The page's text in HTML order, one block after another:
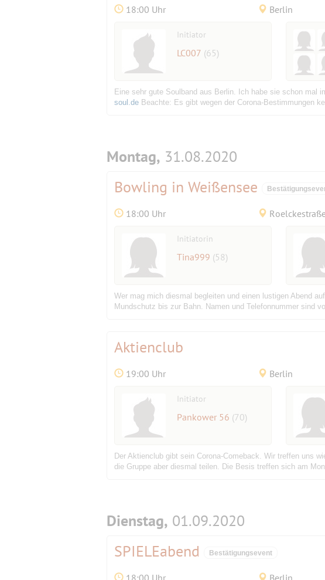
18:00 Uhr Berlin
Initiator
LC007 (65)
Eine sehr gute Soulband aus Berlin. Ich habe sie schon mal
soul.de Beachte: Es gibt wegen der Corona-Bestimmungen
Montag, 31.08.2020
Bowling in Weißensee
18:00 Uhr
Initiatorin
Tina999 (58)
Wer mag mich diesmal begleiten und einen lustigen Abend
Mundschutz bis zur Bahn. Namen und Telefonnummer sind
Aktienclub
19:00 Uhr Berlin
Initiator
Pankower 56 (70)
Der Aktienclub gibt sein Corona-Comeback. Wir treffen uns
die Gruppe aber diesmal teilen. Die Besis treffen sich am
Dienstag, 01.09.2020
SPIELEabend
Bestätigungsevent
18:00 Uhr Berlin